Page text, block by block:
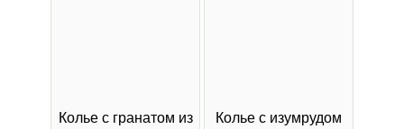
Колье с гранатом из
Колье с изумрудом